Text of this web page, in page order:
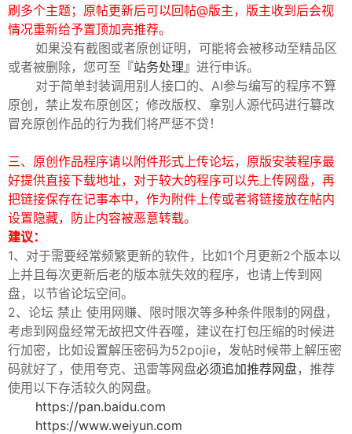
-
刷多个主题；原帖更新后可以回帖@版主，版主收到后会视
情况重新给予置顶加亮推荐。
如果没有截图或者原创证明，可能将会被移动至精品区
或者被删除，您可至 『站务处理』 进行申诉。
对于简单封装调用别人接口的、AI参与编写的程序不算
原创，禁止发布原创区；修改版权、拿别人源代码进行篡改
冒充原创作品的行为我们将严惩不贷！
三、原创作品程序请以附件形式上传论坛，原版安装程序最
好提供直接下载地址，对于较大的程序可以先上传网盘，再
把链接保存在记事本中，作为附件上传或者将链接放在帖内
设置隐藏，防止内容被恶意转载。
建议：
1、对于需要经常频繁更新的软件，比如1个月更新2个版本以
上并且每次更新后老的版本就失效的程序，也请上传到网
盘，以节省论坛空间。
2、论坛 禁止 使用网赚、限时限次等多种条件限制的网盘，
考虑到网盘经常无故把文件吞噬，建议在打包压缩的时候进
行加密，比如设置解压密码为52pojie，发帖时候带上解压密
码就好了，使用夸克、迅雷等网盘必须追加推荐网盘，推荐
使用以下存活较久的网盘。
https://pan.baidu.com
https://www.weiyun.com